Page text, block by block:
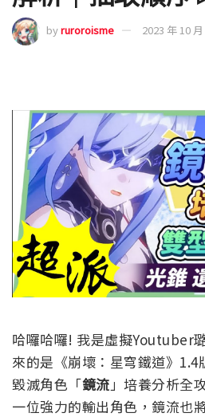
byruroroisme 2023 年 10
哈囉哈囉! 我是虛擬Youtuber
來的是《崩壞：星穹鐵道》1.4
毀滅角色「鏡流 」培養分析全
一位強力的輸出角色，鏡流也